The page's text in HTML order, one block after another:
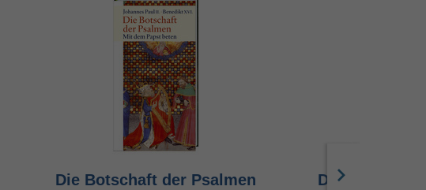
Die Botschaft der Psalmen Dir neu